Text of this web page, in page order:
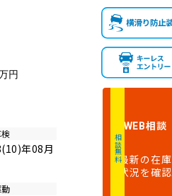
円
年08月 相談無料
WEB相談
最新の在庫
状況を確認